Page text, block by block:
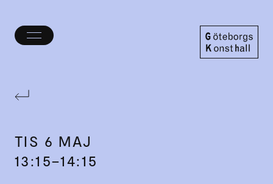
Öppna/stäng
TIS 6 MAJ
13:15–14:15